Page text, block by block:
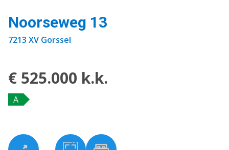
Noorseweg 13
7213 XV Gorssel
€ 525.000 k.k.
A